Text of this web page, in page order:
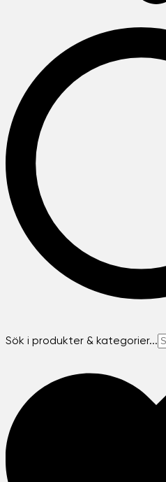
Sök i produkter & kategorier...